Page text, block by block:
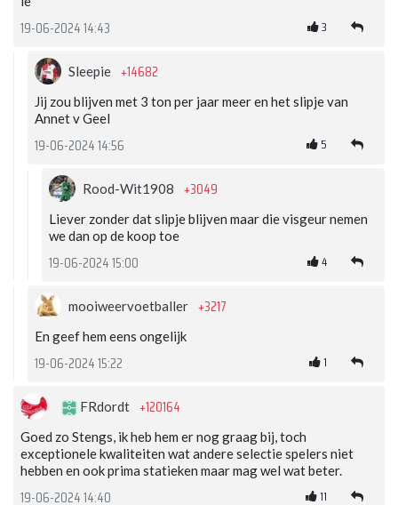
19-06-2024 14:43 3
Sleepie +14682
Jij zou blijven met 3 ton per jaar meer en het slipje van
Annet v Geel
19-06-2024 14:56 5
Rood-Wit1908 +3049
Liever zonder dat slipje blijven maar die visgeur nemen
we dan op de koop toe
19-06-2024 15:00 4
mooiweervoetballer +3217
En geef hem eens ongelijk
19-06-2024 15:22 1
FRdordt +120164
Goed zo Stengs, ik heb hem er nog graag bij, toch
exceptionele kwaliteiten wat andere selectie spelers niet
hebben en ook prima statieken maar mag wel wat beter.
19-06-2024 14:40 11